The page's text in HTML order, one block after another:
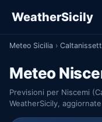
WeatherSicily
Meteo Sicilia ›
Meteo
Previsioni per Niscemi
WeatherSicily,